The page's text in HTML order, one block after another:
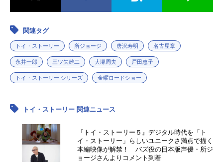
関連タグ
トイ・ストーリー 所ジョージ 唐沢寿明 名古屋章
永井一郎 三ツ矢雄二 大塚周夫 戸田恵子
トイ・ストーリー シリーズ 金曜ロードショー
トイ・ストーリー 関連ニュース
『トイ・ストーリー５』デジタル時代を「ト
イ・ストーリー」らしいユニークさ満点で描く
本編映像が解禁！ バズ役の日本版声優・所ジ
ョージさんよりコメント到着